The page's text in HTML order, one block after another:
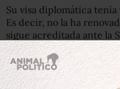
Su visa diplomática tenía
Es decir, no la ha
sigue acreditada ante la
de Nicaragua en
“Al ser cuestionada